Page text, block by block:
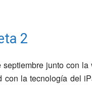
2
junto con
con la tecnología del